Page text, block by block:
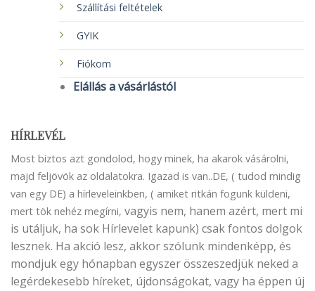
Szállítási feltételek
GYIK
Fiókom
Elállás a vásárlástól
HÍRLEVÉL
Most biztos azt gondolod, hogy minek, ha akarok vásárolni,
majd feljövök az oldalatokra. Igazad is van..DE, ( tudod mindig
van egy DE) a hírleveleinkben, ( amiket ritkán fogunk küldeni,
mert tök nehéz megírni, vagyis nem, hanem azért, mert mi
is utáljuk, ha sok Hírlevelet kapunk) csak fontos dolgok
lesznek. Ha akció lesz, akkor szólunk mindenképp, és
mondjuk egy hónapban egyszer összeszedjük neked a
legérdekesebb híreket, újdonságokat, vagy ha éppen új